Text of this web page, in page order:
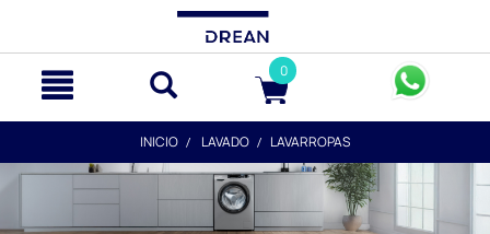
0
INICIO LAVADO LAVARROPAS